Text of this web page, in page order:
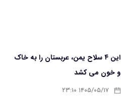
این ۴ سلاح یمن، عربستان را به خاک
و خون می کشد
۱۴۰۵/۰۵/۱۷ ۲۳:۱۰